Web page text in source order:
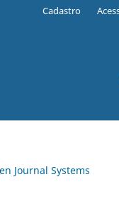
Cadastro
Journal Systems